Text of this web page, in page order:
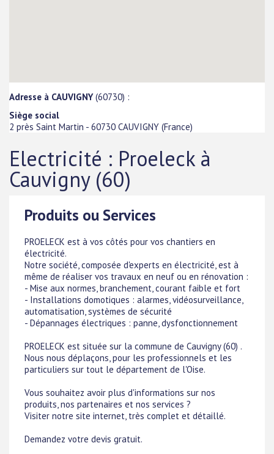
Adresse à CAUVIGNY(60730) :
Siège social
2 près Saint Martin - 60730 CAUVIGNY (France)
Electricité : Proeleck à
Cauvigny (60)
Produits ou Services
PROELECK est à vos côtés pour vos chantiers en
électricité.
Notre société, composée d'experts en électricité, est à
même de réaliser vos travaux en neuf ou en rénovation :
- Mise aux normes, branchement, courant faible et fort
- Installations domotiques : alarmes, vidéosurveillance,
automatisation, systèmes de sécurité
- Dépannages électriques : panne, dysfonctionnement
PROELECK est située sur la commune de Cauvigny (60) .
Nous nous déplaçons, pour les professionnels et les
particuliers sur tout le département de l'Oise.
Vous souhaitez avoir plus d'informations sur nos
produits, nos partenaires et nos services ?
Visiter notre site internet, très complet et détaillé.
Demandez votre devis gratuit.